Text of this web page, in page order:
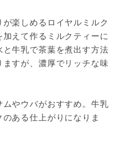
楽しめるロイヤルミルク
えて作るミルクティーに
牛乳で茶葉を煮出す方法
すが、濃厚でリッチな味
やウバがおすすめ。牛乳
ある仕上がりになりま